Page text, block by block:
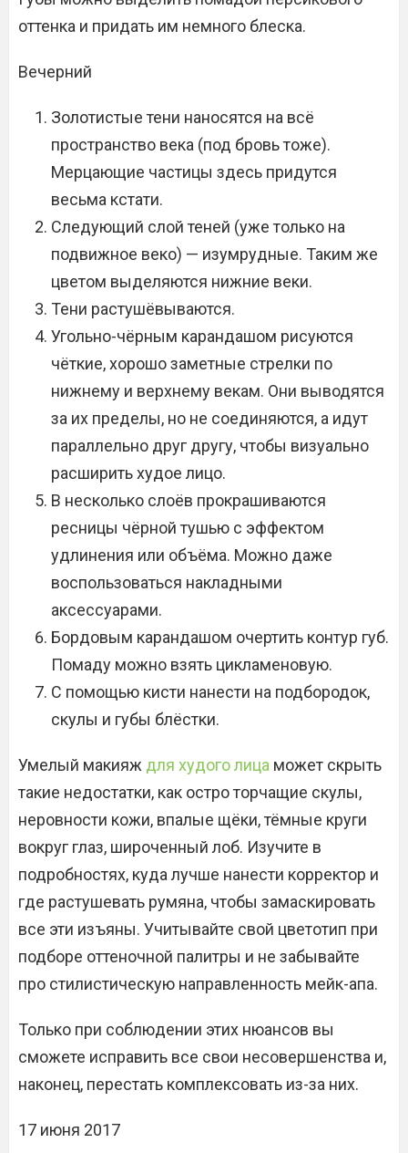
оттенка и придать им немного блеска.
Вечерний
Золотистые тени наносятся на всё
пространство века (под бровь тоже).
Мерцающие частицы здесь придутся
весьма кстати.
Следующий слой теней (уже только на
подвижное веко) — изумрудные. Таким же
цветом выделяются нижние веки.
Тени растушёвываются.
Угольно-чёрным карандашом рисуются
чёткие, хорошо заметные стрелки по
нижнему и верхнему векам. Они выводятся
за их пределы, но не соединяются, а идут
параллельно друг другу, чтобы визуально
расширить худое лицо.
В несколько слоёв прокрашиваются
ресницы чёрной тушью с эффектом
удлинения или объёма. Можно даже
воспользоваться накладными
аксессуарами.
Бордовым карандашом очертить контур губ.
Помаду можно взять цикламеновую.
С помощью кисти нанести на подбородок,
скулы и губы блёстки.
Умелый макияж для худого лица может скрыть
такие недостатки, как остро торчащие скулы,
неровности кожи, впалые щёки, тёмные круги
вокруг глаз, широченный лоб. Изучите в
подробностях, куда лучше нанести корректор и
где растушевать румяна, чтобы замаскировать
все эти изъяны. Учитывайте свой цветотип при
подборе оттеночной палитры и не забывайте
про стилистическую направленность мейк-апа.
Только при соблюдении этих нюансов вы
сможете исправить все свои несовершенства и,
наконец, перестать комплексовать из-за них.
17 июня 2017